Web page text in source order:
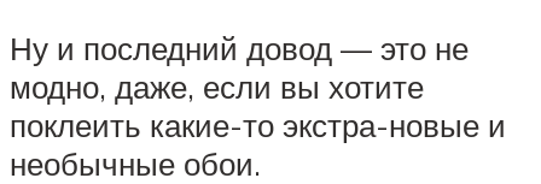
Ну и последний довод — это не
модно, даже, если вы хотите
поклеить какие-то экстра-новые и
необычные обои.